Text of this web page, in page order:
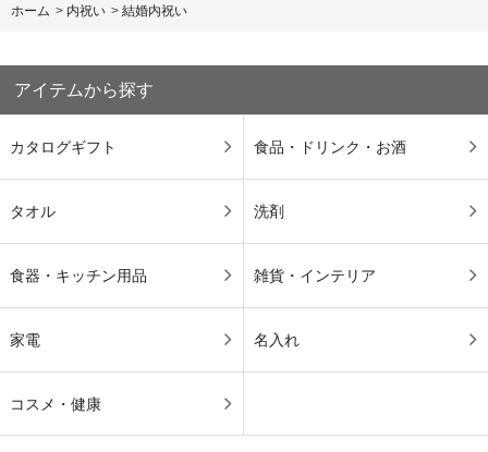
ホーム > 内祝い > 結婚内祝い
アイテムから探す
カタログギフト 食品・ドリンク・お酒
タオル 洗剤
食器・キッチン用品 雑貨・インテリア
家電 名入れ
コスメ・健康